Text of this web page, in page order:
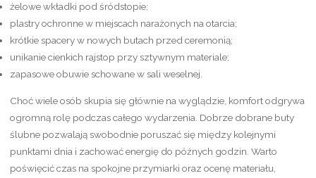
żelowe wkładki pod śródstopie;
plastry ochronne w miejscach narażonych na otarcia;
krótkie spacery w nowych butach przed ceremonią;
unikanie cienkich rajstop przy sztywnym materiale;
zapasowe obuwie schowane w sali weselnej.
Choć wiele osób skupia się głównie na wyglądzie, komfort odgrywa
ogromną rolę podczas całego wydarzenia. Dobrze dobrane buty
ślubne pozwalają swobodnie poruszać się między kolejnymi
punktami dnia i zachować energię do późnych godzin. Warto
poświęcić czas na spokojne przymiarki oraz ocenę materiału,